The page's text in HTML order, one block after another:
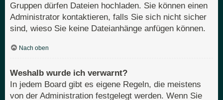
Gruppen dürfen Dateien hochladen. Sie können einen
Administrator kontaktieren, falls Sie sich nicht sicher
sind, wieso Sie keine Dateianhänge anfügen können.
Nach oben
Weshalb wurde ich verwarnt?
In jedem Board gibt es eigene Regeln, die meistens
von der Administration festgelegt werden. Wenn Sie